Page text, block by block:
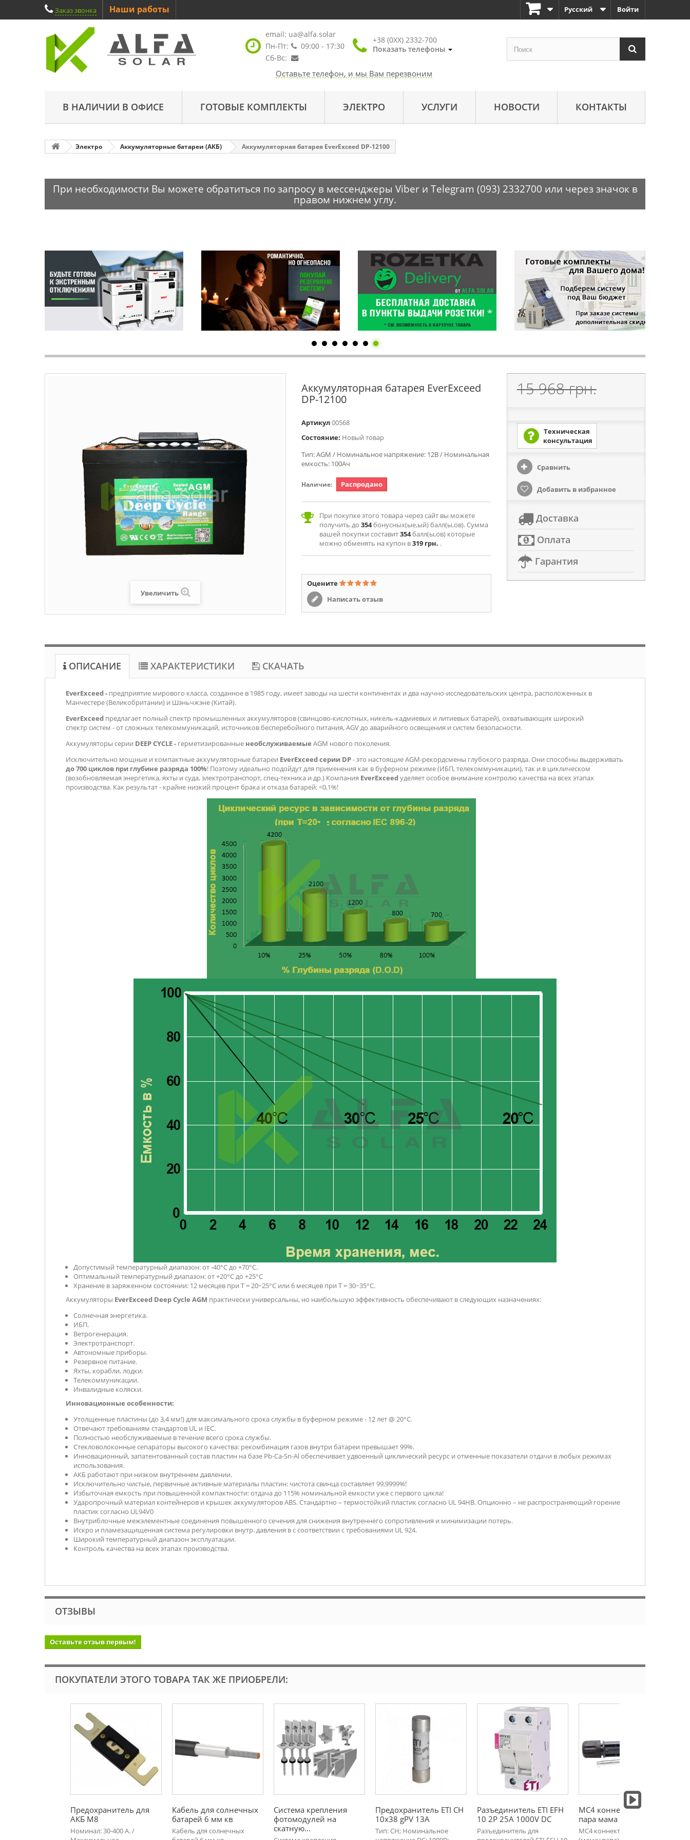
Войти
Русский
Заказ звонка Наши работы
email: ua@alfa.solar
Пн-Пт:
09:00 - 17:30
Сб-Вс:
+38 (0XX) 2332-700
Показать телефоны
Оставьте телефон, и мы Вам перезвоним
В НАЛИЧИИ В ОФИСЕ ГОТОВЫЕ КОМПЛЕКТЫ ЭЛЕКТРО УСЛУГИ НОВОСТИ КОНТАКТЫ
Электро Аккумуляторные батареи (АКБ) Аккумуляторная батарея EverExceed DP-12100
При необходимости Вы можете обратиться по запросу в мессенджеры Viber и Telegram (093) 2332700 или через значок в
правом нижнем углу.
Увеличить
Аккумуляторная батарея EverExceed
DP-12100
Артикул00568
Состояние: Новый товар
Тип: AGM / Номинальное напряжение: 12В / Номинальная
емкость: 100Ач
Наличие: Распродано
При покупке этого товара через сайт вы можете
получить до 354бонусных(ые,ый) балл(ы,ов). Сумма
вашей покупки составит354балл(ы,ов) которые
можно обменять на купон в319 грн. .
Оцените
Написать отзыв
15 968 грн.
Техническая
консультация
Сравнить
Добавить в избранное
Доставка
Оплата
Гарантия
ОПИСАНИЕ ХАРАКТЕРИСТИКИ СКАЧАТЬ
EverExceed - предприятие мирового класса, созданное в 1985 году, имеет заводы на шести континентах и два научно-исследовательских центра, расположенных в
Манчестере (Великобритании) и Шэньчжэне (Китай).
EverExceed предлагает полный спектр промышленных аккумуляторов (свинцово-кислотных, никель-кадмиевых и литиевых батарей), охватывающих широкий
спектр систем - от сложных телекоммуникаций, источников бесперебойного питания, AGV до аварийного освещения и систем безопасности.
Аккумуляторы серии DEEP CYCLE - герметизированные необслуживаемые AGM нового поколения.
Исключительно мощные и компактные аккумуляторные батареи EverExceedсерии DP- это настоящие AGM-рекордсмены глубокого разряда. Они способны выдерживать
до 700 циклов при глубине разряда 100%! Поэтому идеально подойдут для применения как в буферном режиме (ИБП, телекоммуникации), так и в циклическом
(возобновляемая энергетика, яхты и суда, электротранспорт, спец-техника и др.) Компания EverExceedуделяет особое внимание контролю качества на всех этапах
производства. Как результат - крайне низкий процент брака и отказа батарей: <0,1%!
Допустимый температурный диапазон: от -40°C до +70°C.
Оптимальный температурный диапазон: от +20°C до +25°C
Хранение в заряженном состоянии: 12 месяцев при Т = 20~25°C или 6 месяцев при Т = 30~35°C.
Аккумуляторы EverExceed Deep Cycle AGM практически универсальны, но наибольшую эффективность обеспечивают в следующих назначениях:
Солнечная энергетика.
ИБП.
Ветрогенерация.
Электротранспорт.
Автономные приборы.
Резервное питание.
Яхты, корабли, лодки.
Телекоммуникации.
Инвалидные коляски.
Инновационные особенности:
Утолщенные пластины (до 3,4 мм!) для максимального срока службы в буферном режиме - 12 лет @ 20°C.
Отвечают требованиям стандартов UL и IEC.
Полностью необслуживаемые в течение всего срока службы.
Стекловолоконные сепараторы высокого качества: рекомбинация газов внутри батареи превышает 99%.
Инновационный, запатентованный состав пластин на базе Pb-Ca-Sn-Al обеспечивает удвоенный циклический ресурс и отменные показатели отдачи в любых режимах
использования.
АКБ работают при низком внутреннем давлении.
Исключительно чистые, первичные активные материалы пластин: чистота свинца составляет 99,9999%!
Избыточная емкость при повышенной компактности: отдача до 115% номинальной емкости уже с первого цикла!
Ударопрочный материал контейнеров и крышек аккумуляторов ABS. Стандартно – термостойкий пластик согласно UL 94HB. Опционно – не распространяющий горение
пластик согласно UL94V0
Внутриблочные межэлементные соединения повышенного сечения для снижения внутреннего сопротивления и минимизации потерь.
Искро и пламезащищенная система регулировки внутр. давления в с соответствии с требованиями UL 924.
Широкий температурный диапазон эксплуатации.
Контроль качества на всех этапах производства.
ОТЗЫВЫ
Оставьте отзыв первым!
ПОКУПАТЕЛИ ЭТОГО ТОВАРА ТАК ЖЕ ПРИОБРЕЛИ:
Предохранитель для
АКБ М8
Номинал: 30-400 А. /
Кабель для солнечных
батарей 6 мм кв
Кабель для солнечных
Система крепления
фотомодулей на
скатную…
Предохранитель ETI CH
10x38 gPV 13A
Тип: CH; Номинальное
Разъединитель ETI EFH
10 2P 25A 1000V DC
Разъединитель для
MC4 коннекторы JMTHY
пара мама папа для…
MC4 коннекторы пара